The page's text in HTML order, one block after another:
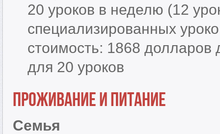
20 уроков в неделю (12
специализированных
стоимость: 1868 долларов
для 20 уроков
Проживание и питание
Семья